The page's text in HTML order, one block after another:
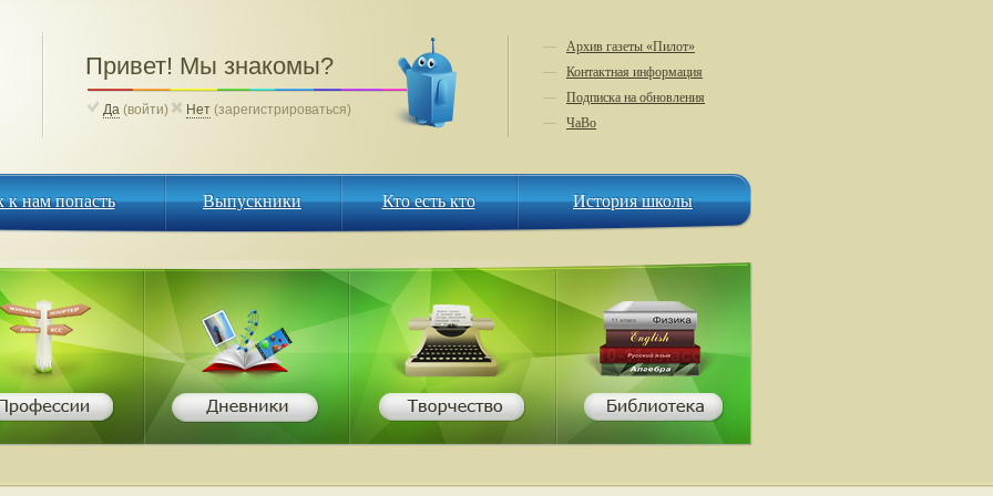
Привет! Мы знакомы?
Да (войти) Нет (зарегистрироваться)
—
Архив газеты «Пилот»
—
Контактная информация
—
Подписка на обновления
—
ЧаВо
к нам попасть
к нам попасть Выпускники
Выпускники Кто есть кто
Кто есть кто История школы
История школы